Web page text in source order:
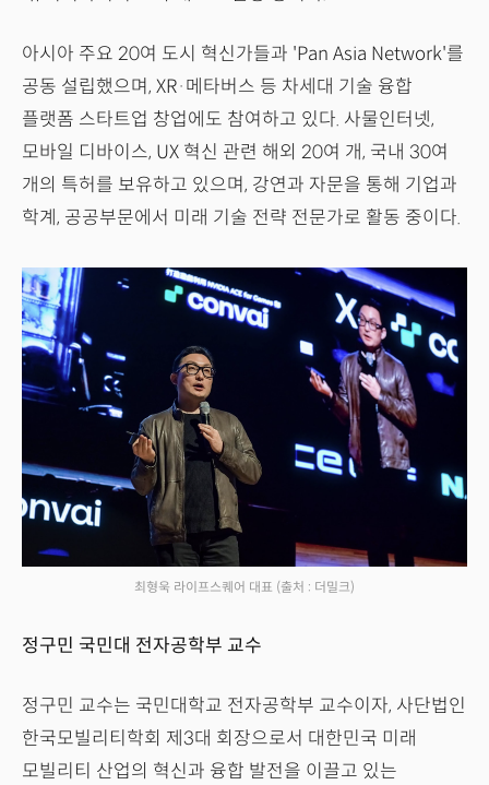
아시아 주요 20여 도시 혁신가들과 'Pan Asia Network'를
공동 설립했으며, XR·메타버스 등 차세대 기술 융합
플랫폼 스타트업 창업에도 참여하고 있다. 사물인터넷,
모바일 디바이스, UX 혁신 관련 해외 20여 개, 국내 30여
개의 특허를 보유하고 있으며, 강연과 자문을 통해 기업과
학계, 공공부문에서 미래 기술 전략 전문가로 활동 중이다.
최형욱 라이프스퀘어 대표 (출처 : 더밀크)
정구민 국민대 전자공학부 교수
정구민 교수는 국민대학교 전자공학부 교수이자, 사단법인
한국모빌리티학회 제3대 회장으로서 대한민국 미래
모빌리티 산업의 혁신과 융합 발전을 이끌고 있는